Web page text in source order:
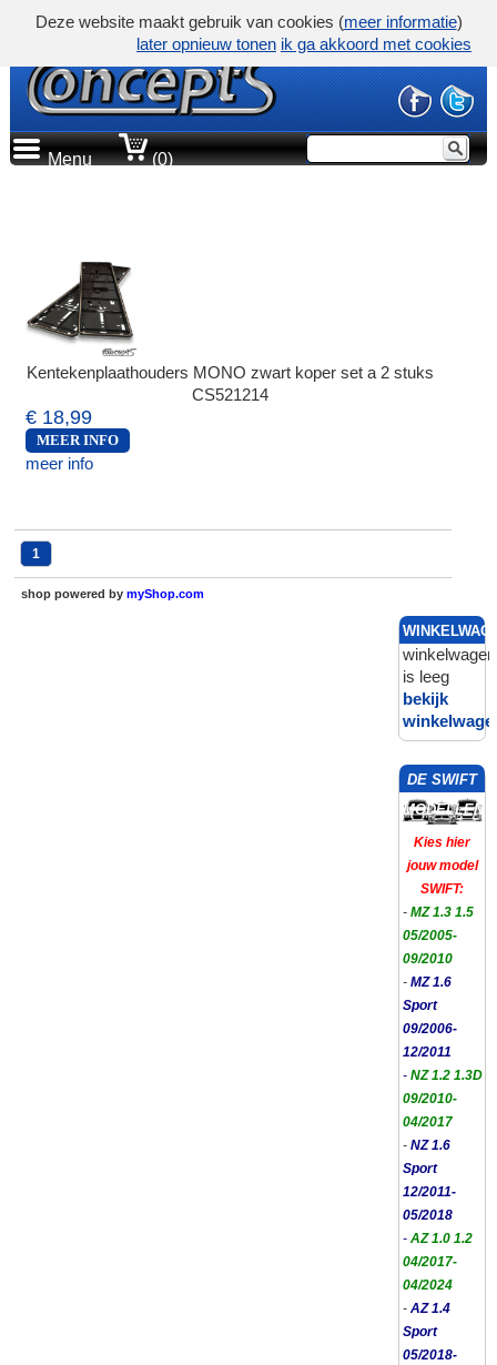
Menu (0)
Kentekenplaathouders MONO zwart koper set a 2 stuks
CS521214
€ 18,99
MEER INFO
meer info
1
shop powered bymyShop.com
winkelwagen
is leeg
bekijk
DE SWIFT
MODELLEN
Kies hier
jouw model
SWIFT:
- MZ 1.3 1.5
05/2005-
09/2010
- MZ 1.6
Sport
09/2006-
12/2011
- NZ 1.2 1.3D
09/2010-
04/2017
- NZ 1.6
Sport
12/2011-
05/2018
- AZ 1.0 1.2
04/2017-
04/2024
- AZ 1.4
Sport
05/2018-
Deze website maakt gebruik van cookies (meer informatie)
later opnieuw tonen ik ga akkoord met cookies